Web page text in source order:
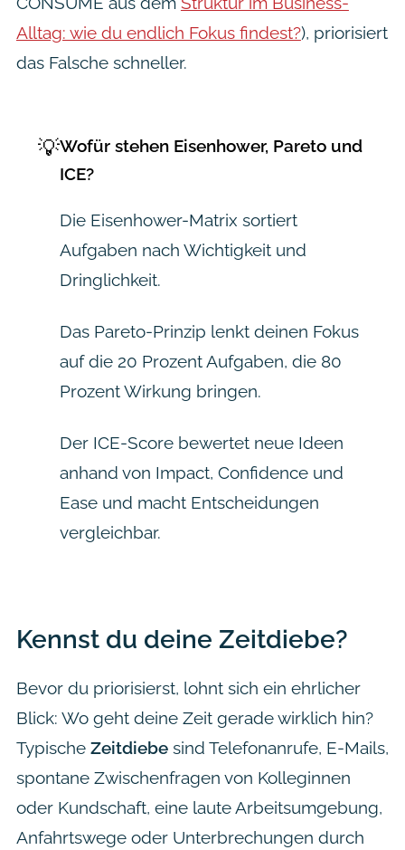
Alltag: wie du endlich Fokus findest?), priorisiert
das Falsche schneller.
💡Wofür stehen Eisenhower, Pareto und
ICE?
Die Eisenhower-Matrix sortiert
Aufgaben nach Wichtigkeit und
Dringlichkeit.
Das Pareto-Prinzip lenkt deinen Fokus
auf die 20 Prozent Aufgaben, die 80
Prozent Wirkung bringen.
Der ICE-Score bewertet neue Ideen
anhand von Impact, Confidence und
Ease und macht Entscheidungen
vergleichbar.
Kennst du deine Zeitdiebe?
Bevor du priorisierst, lohnt sich ein ehrlicher
Blick: Wo geht deine Zeit gerade wirklich hin?
Typische Zeitdiebesind Telefonanrufe, E-Mails,
spontane Zwischenfragen von Kolleginnen
oder Kundschaft, eine laute Arbeitsumgebung,
Anfahrtswege oder Unterbrechungen durch